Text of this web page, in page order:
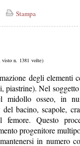
Stampa
visto n. 1381 volte)
degli elementi
piastrine). Nel
midollo osseo, in
del bacino, scapole,
femore. Questo
progenitore
in numero